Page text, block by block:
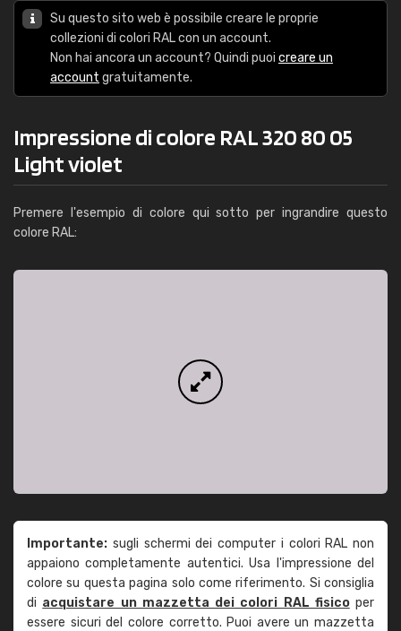
Su questo sito web è possibile creare le proprie
collezioni di colori RAL con un account.
Non hai ancora un account? Quindi puoi creare un
account gratuitamente.
Impressione di colore RAL 320 80 05
Light violet
Premere l'esempio di colore qui sotto per ingrandire questo
colore RAL:
Importante: sugli schermi dei computer i colori RAL non
appaiono completamente autentici. Usa l'impressione del
colore su questa pagina solo come riferimento. Si consiglia
di acquistare un mazzetta dei colori RAL fisicoper
essere sicuri del colore corretto. Puoi avere un mazzetta